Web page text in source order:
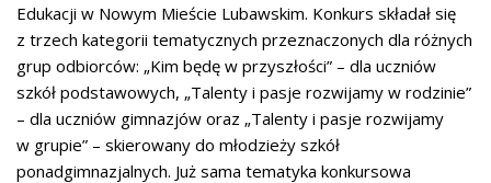
Edukacji w Nowym Mieście Lubawskim. Konkurs składał się
z trzech kategorii tematycznych przeznaczonych dla różnych
grup odbiorców: „Kim będę w przyszłości” – dla uczniów
szkół podstawowych, „Talenty i pasje rozwijamy w rodzinie”
– dla uczniów gimnazjów oraz „Talenty i pasje rozwijamy
w grupie” – skierowany do młodzieży szkół
ponadgimnazjalnych. Już sama tematyka konkursowa